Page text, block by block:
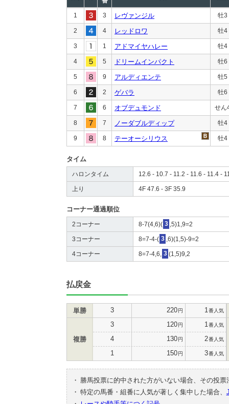
1 3 レヴァンジル 牡3
2 4 レッドロワ 牡4
3 1 アドマイヤハレー 牡4
4 5 ドリームインパクト 牡6
5 9 アルディエンテ 牡5
6 2 ゲバラ 牡6
7 6 オブデュモンド せん
8 7 ノーダブルディップ 牡4
9 8 テーオーシリウス 牡4
タイム
ハロンタイム 12.6 - 10.7 - 11.2 - 11.6 - 11.4 -
上り 4F 47.6 - 3F 35.9
コーナー通過順位
2コーナー 8-7(4,6)( 3 ,5)1,9=2
3コーナー 8=7-4-( 3 ,6)(1,5)-9=2
4コーナー 8=7-4,6, 3 (1,5)9,2
払戻金
単勝 3 220円 1 番人気
複勝
3 120円 1 番人気
4 130円 2番人気
1 150円 3番人気
・
勝馬投票に的中された方がいない場合、その投
・ 特定の馬番・組番に人気が著しく集中した場合、